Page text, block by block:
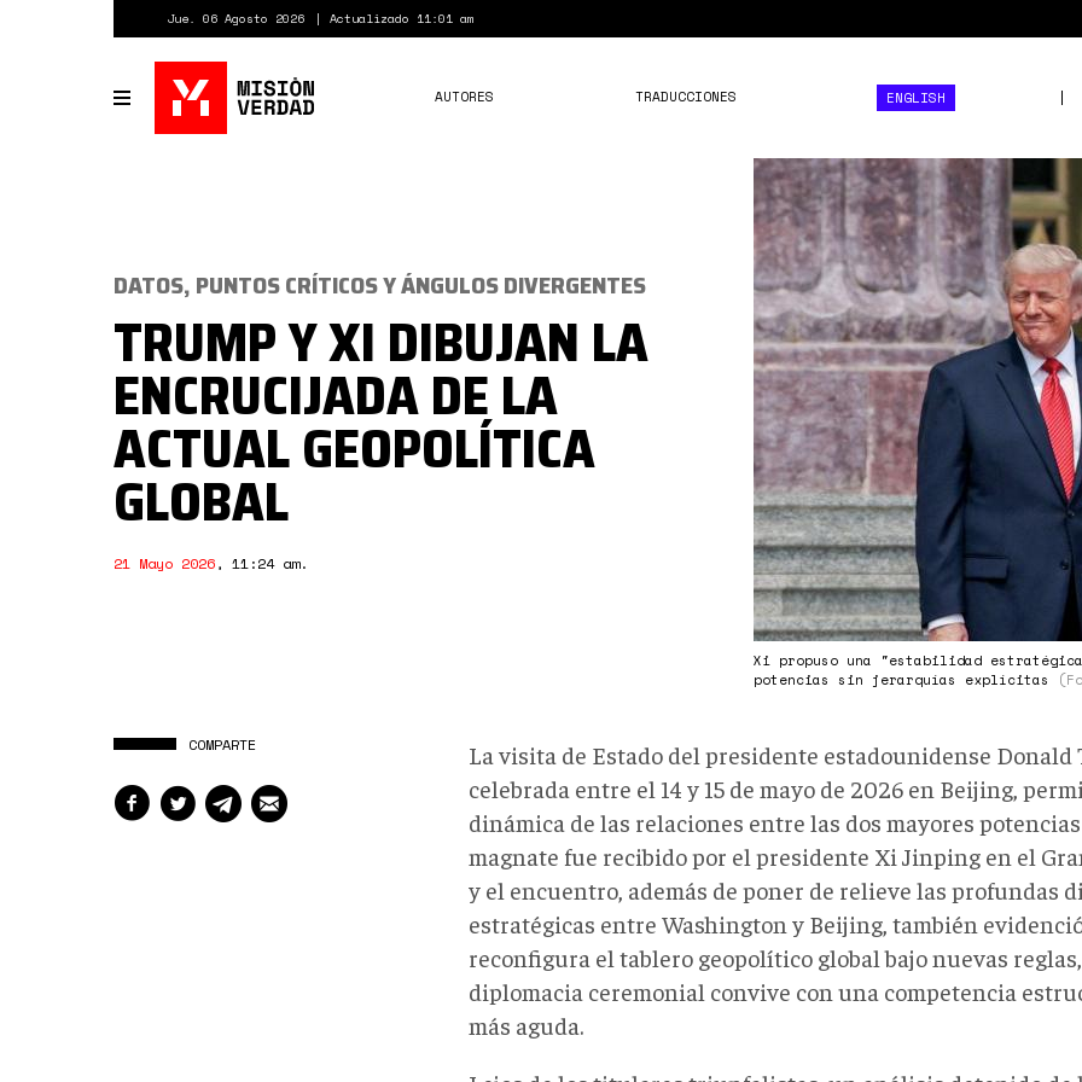
Jue. 06 Agosto 2026 Actualizado 11:01 am
Toggle
navigation
AUTORES TRADUCCIONES ENGLISH
trump
y
xi
Xi propuso una "estabilidad
potencias sin jerarquías explícitas
DATOS, PUNTOS CRÍTICOS Y ÁNGULOS DIVERGENTES
TRUMP Y XI DIBUJAN LA
ENCRUCIJADA DE LA
ACTUAL GEOPOLÍTICA
GLOBAL
21 Mayo 2026, 11:24 am.
COMPARTE
La visita de Estado del presidente estadounidense Donald
celebrada entre el 14 y 15 de mayo de 2026 en Beijing,
dinámica de las relaciones entre las dos mayores
magnate fue recibido por el presidente Xi Jinping en el
y el encuentro, además de poner de relieve las profundas
estratégicas entre Washington y Beijing, también
reconfigura el tablero geopolítico global bajo nuevas
diplomacia ceremonial convive con una competencia
más aguda.